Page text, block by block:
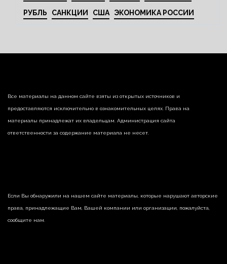
РУБЛЬ САНКЦИИ США ЭКОНОМИКА РОССИИ
Все материалы на данном сайте взяты из открытых источников и
предоставляются исключительно в ознакомительных целях. Права на
материалы принадлежат их владельцам. Администрация сайта
ответственности за содержание материала не несет.
Если Вы обнаружили на нашем сайте материалы, которые нарушают авторские
права, принадлежащие Вам, Вашей компании или организации, пожалуйста,
сообщите нам.